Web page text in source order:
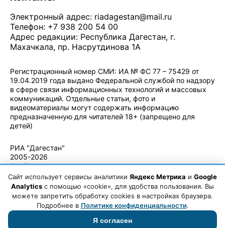
Электронный адрес: riadagestan@mail.ru
Телефон: +7 938 200 54 00
Адрес редакции: Республика Дагестан, г.
Махачкала, пр. Насрутдинова 1А
Регистрационный номер СМИ: ИА № ФС 77 – 75429 от
19.04.2019 года выдано Федеральной службой по надзору
в сфере связи информационных технологий и массовых
коммуникаций. Отдельные статьи, фото и
видеоматериалы могут содержать информацию
предназначенную для читателей 18+ (запрещено для
детей)
РИА "Дагестан"
2005-2026
© - Правила
использования
материалов.
Авторские
Сайт использует сервисы аналитики Яндекс Метрика и Google
Analytics с помощью «cookie», для удобства пользования. Вы
можете запретить обработку cookies в настройках браузера.
Подробнее в Политике конфиденциальности.
Я согласен